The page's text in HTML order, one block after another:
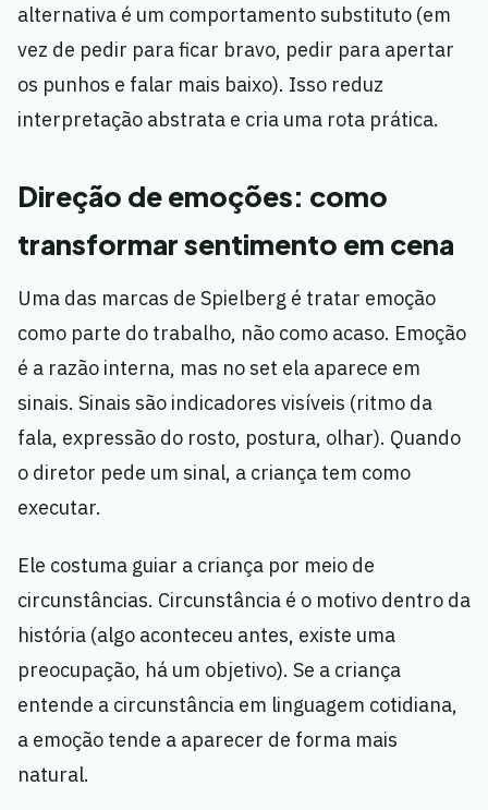
alternativa é um comportamento substituto (em
vez de pedir para ficar bravo, pedir para apertar
os punhos e falar mais baixo). Isso reduz
interpretação abstrata e cria uma rota prática.
Direção de emoções: como
transformar sentimento em cena
Uma das marcas de Spielberg é tratar emoção
como parte do trabalho, não como acaso. Emoção
é a razão interna, mas no set ela aparece em
sinais. Sinais são indicadores visíveis (ritmo da
fala, expressão do rosto, postura, olhar). Quando
o diretor pede um sinal, a criança tem como
executar.
Ele costuma guiar a criança por meio de
circunstâncias. Circunstância é o motivo dentro da
história (algo aconteceu antes, existe uma
preocupação, há um objetivo). Se a criança
entende a circunstância em linguagem cotidiana,
a emoção tende a aparecer de forma mais
natural.